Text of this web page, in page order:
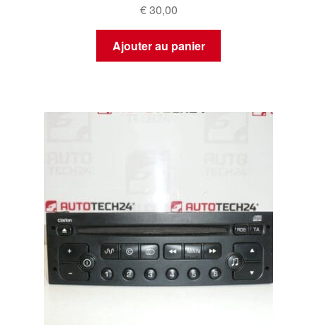
€30,00
Ajouter au panier